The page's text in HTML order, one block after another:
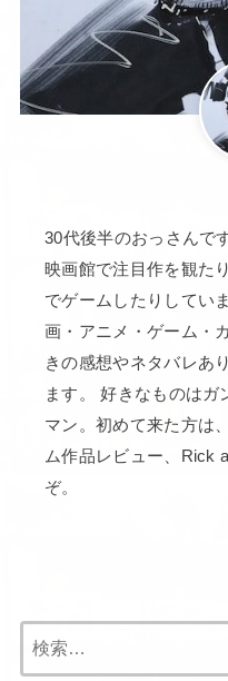
30代後半のおっさんで
映画館で注目作を観た
でゲームしたりしてい
画・アニメ・ゲーム・
きの感想やネタバレあ
ます。 好きなものはガ
マン。初めて来た方は
ム作品レビュー、Rick
ぞ。